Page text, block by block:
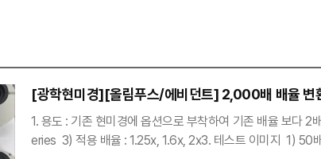
[광학현미경][올림푸스/에비던트] 2,000배 배율 변
1. 용도 : 기존 현미경에 옵션으로 부착하여 기존 배율 보
eries 3) 적용 배율 : 1.25x, 1.6x, 2x3. 테스트 이미지 1) 50